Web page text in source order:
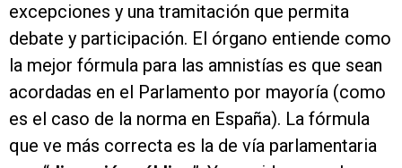
excepciones y una tramitación que permita
debate y participación. El órgano entiende como
la mejor fórmula para las amnistías es que sean
acordadas en el Parlamento por mayoría (como
es el caso de la norma en España). La fórmula
que ve más correcta es la de vía parlamentaria